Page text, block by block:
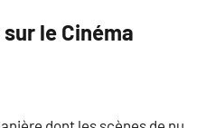
le Cinéma